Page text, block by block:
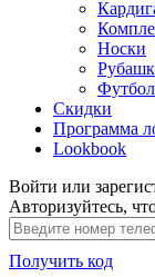
Носки
Скидки
Программа
Lookbook
Войти или
Авторизуйтесь,
Получить код